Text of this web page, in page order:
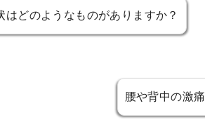
はどのようなものがありますか？
腰や背中の激